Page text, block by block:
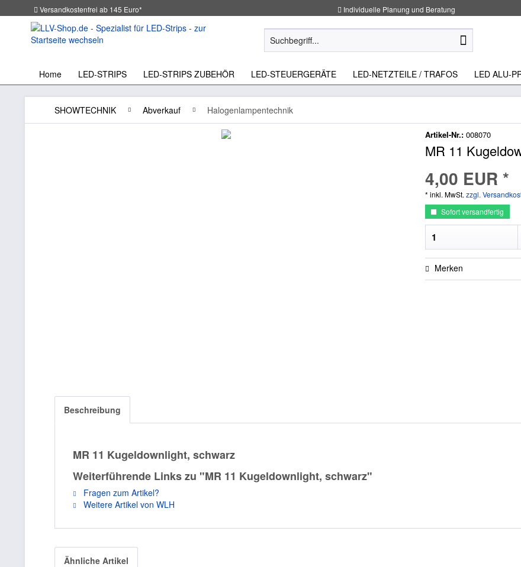
Versandkostenfrei ab 145 Euro* Individuelle Planung und Beratung
Home LED-STRIPS LED-STRIPS ZUBEHÖR LED-STEUERGERÄTE LED-NETZTEILE / TRAFOS LED ALU-
SHOWTECHNIK Abverkauf Halogenlampentechnik
Artikel-Nr.:008070
MR 11
4,00 EUR *
* inkl. MwSt.zzgl.
Sofort versandfertig
Merken
Beschreibung
MR 11 Kugeldownlight, schwarz
Weiterführende Links zu "MR 11 Kugeldownlight, schwarz"
Fragen zum Artikel?
Weitere Artikel von WLH
Ähnliche Artikel